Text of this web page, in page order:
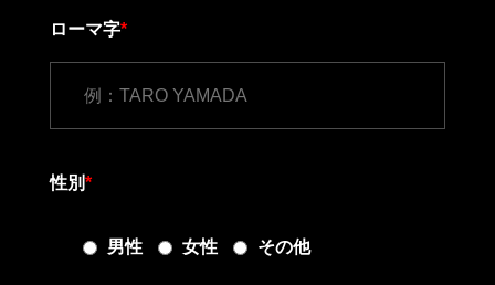
ローマ字*
性別*
男性 女性 その他